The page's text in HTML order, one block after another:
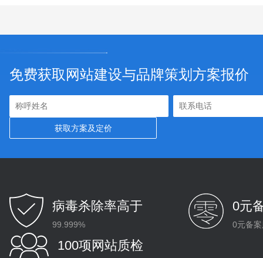
免费获取网站建设与品牌策划方案报价
病毒杀除率高于
99.999%
0元
0元备
100项网站质检